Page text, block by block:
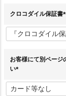
クロコダイル保証書
お客様にて別ページ
い
必